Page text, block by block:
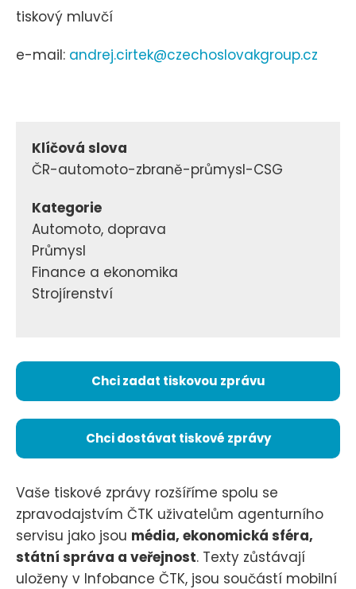
tiskový mluvčí
e-mail: andrej.cirtek@czechoslovakgroup.cz
Klíčová slova
ČR-automoto-zbraně-průmysl-CSG
Kategorie
Automoto, doprava
Průmysl
Finance a ekonomika
Strojírenství
Chci zadat tiskovou zprávu
Chci dostávat tiskové zprávy
Vaše tiskové zprávy rozšíříme spolu se
zpravodajstvím ČTK uživatelům agenturního
servisu jako jsou média, ekonomická sféra,
státní správa a veřejnost. Texty zůstávají
uloženy v Infobance ČTK, jsou součástí mobilní